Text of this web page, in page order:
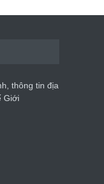
thông tin địa
Giới